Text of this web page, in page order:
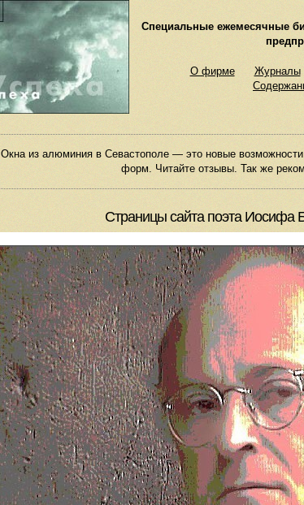
Специальные ежемесячные
О фирме Журналы
Окна из алюминия в Севастополе — это новые
форм. Читайте отзывы. Так же
Страницы сайта поэта Иосифа